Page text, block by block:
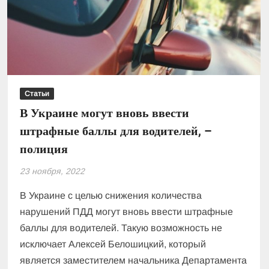
детали
новшества
от
почтового
оператора
Статьи
В Украине могут вновь ввести
штрафные баллы для водителей, –
полиция
23 ноября, 2022
В Украине с целью снижения количества
нарушений ПДД могут вновь ввести штрафные
баллы для водителей. Такую возможность не
исключает Алексей Белошицкий, который
является заместителем начальника Департамента